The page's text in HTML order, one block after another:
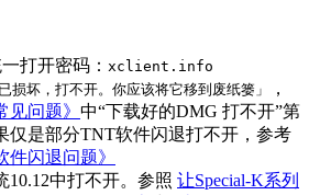
打开密码： xclient.info
损坏，打不开。你应该将它移到废纸篓」
，
见问题》 中“下载好的DMG 打不开”第
仅是部分TNT软件闪退打不开，参考
件闪退问题》
10.12中打不开。参照 让Special-K系列